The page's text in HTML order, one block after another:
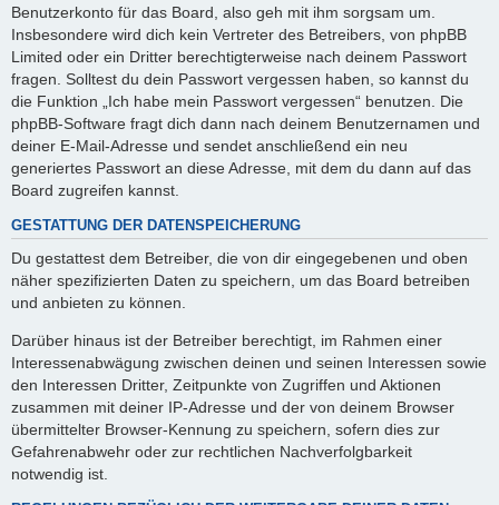
Benutzerkonto für das Board, also geh mit ihm sorgsam um.
Insbesondere wird dich kein Vertreter des Betreibers, von phpBB
Limited oder ein Dritter berechtigterweise nach deinem Passwort
fragen. Solltest du dein Passwort vergessen haben, so kannst du
die Funktion „Ich habe mein Passwort vergessen“ benutzen. Die
phpBB-Software fragt dich dann nach deinem Benutzernamen und
deiner E-Mail-Adresse und sendet anschließend ein neu
generiertes Passwort an diese Adresse, mit dem du dann auf das
Board zugreifen kannst.
GESTATTUNG DER DATENSPEICHERUNG
Du gestattest dem Betreiber, die von dir eingegebenen und oben
näher spezifizierten Daten zu speichern, um das Board betreiben
und anbieten zu können.
Darüber hinaus ist der Betreiber berechtigt, im Rahmen einer
Interessenabwägung zwischen deinen und seinen Interessen sowie
den Interessen Dritter, Zeitpunkte von Zugriffen und Aktionen
zusammen mit deiner IP-Adresse und der von deinem Browser
übermittelter Browser-Kennung zu speichern, sofern dies zur
Gefahrenabwehr oder zur rechtlichen Nachverfolgbarkeit
notwendig ist.